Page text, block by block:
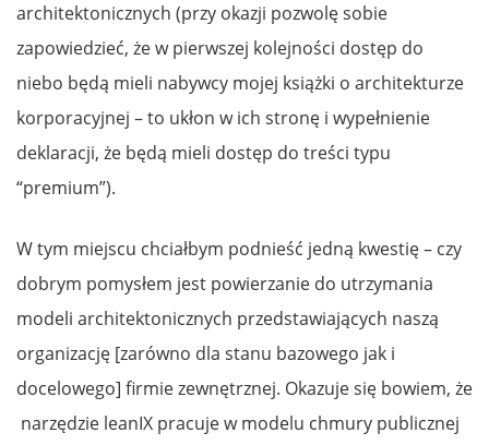
architektonicznych (przy okazji pozwolę sobie
zapowiedzieć, że w pierwszej kolejności dostęp do
niebo będą mieli nabywcy mojej książki o architekturze
korporacyjnej – to ukłon w ich stronę i wypełnienie
deklaracji, że będą mieli dostęp do treści typu
“premium”).
W tym miejscu chciałbym podnieść jedną kwestię – czy
dobrym pomysłem jest powierzanie do utrzymania
modeli architektonicznych przedstawiających naszą
organizację [zarówno dla stanu bazowego jak i
docelowego] firmie zewnętrznej. Okazuje się bowiem, że
narzędzie leanIX pracuje w modelu chmury publicznej